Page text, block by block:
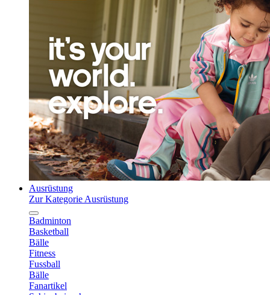
Ausrüstung
Zur Kategorie Ausrüstung
Badminton
Basketball
Bälle
Fitness
Fussball
Bälle
Fanartikel